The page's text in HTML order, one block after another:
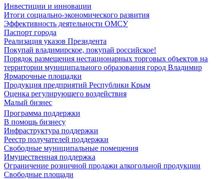
Инвестиции и инновации
Итоги социально-экономического развития
Эффективность деятельности ОМСУ
Паспорт города
Реализация указов Президента
Покупай владимирское, покупай российское!
Порядок размещения нестационарных торговых объектов на
территории муниципального образования город Владимир
Ярмарочные площадки
Продукция предприятий Республики Крым
Оценка регулирующего воздействия
Малый бизнес
Программа поддержки
В помощь бизнесу
Инфраструктура поддержки
Реестр получателей поддержки
Свободные муниципальные помещения
Имущественная поддержка
Ограничение розничной продажи алкогольной продукции
Свободные площади